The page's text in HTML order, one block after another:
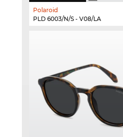
Polaroid
PLD 6003/N/S - V08/LA